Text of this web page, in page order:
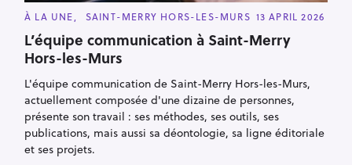
C
T
E
G
O
R
I
E
S
À LA UNE SAINT-MERRY HORS-LES-MURS 13 APRIL 2026
L’équipe communication à Saint-Merry
Hors-les-Murs
L'équipe communication de Saint-Merry Hors-les-Murs,
actuellement composée d'une dizaine de personnes,
présente son travail : ses méthodes, ses outils, ses
publications, mais aussi sa déontologie, sa ligne éditoriale
et ses projets.